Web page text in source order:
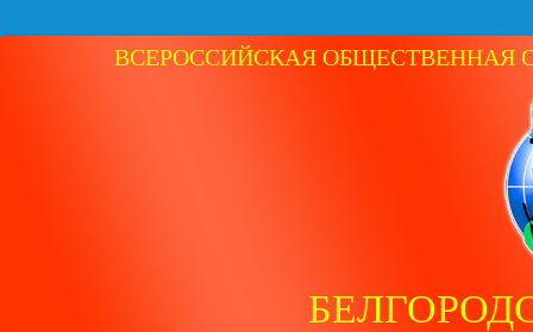
ВСЕРОССИЙСКАЯ ОБЩЕСТВЕННАЯ